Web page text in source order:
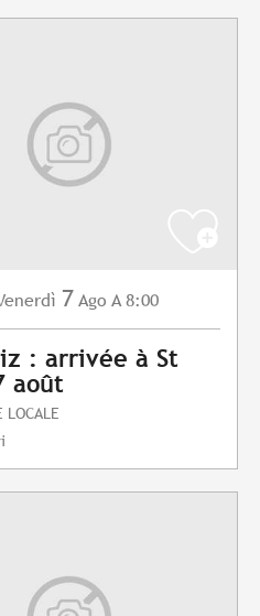
7 Ago A 8:00
: arrivée à St
août
LOCALE